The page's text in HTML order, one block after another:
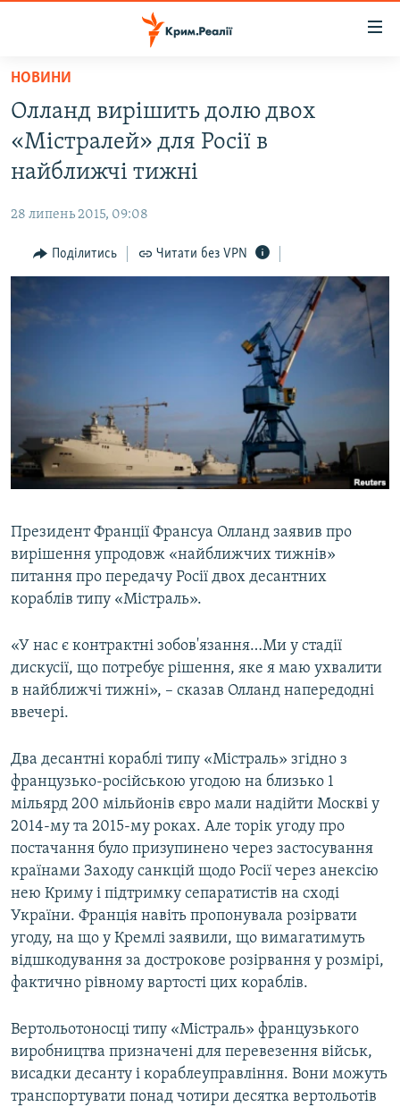
Перейти
основного
матеріалу
Перейти
до
основної
Перейти
до
ВОДА.КРИМ
ВІДЕО ТА ФОТО
БЛОГИ
ПОГЛЯД
ВСЕ ЗА ДЕНЬ
ВІДЕОУРОКИ «ELIFBE»
СВІДЧЕННЯ ОКУПАЦІЇ
УКРАЇНСЬКА ПРОБЛЕМА КРИМУ
Русский
Qırımtatar
Усі сайти RFE/RL
НОВИНИ
Олланд вирішить долю двох
«Містралей» для Росії в
найближчі тижні
28 липень 2015, 09:08
Поділитись Читати без VPN
Президент Франції Франсуа Олланд заявив про
вирішення упродовж «найближчих тижнів»
питання про передачу Росії двох десантних
кораблів типу «Містраль».
«У нас є контрактні зобов'язання…Ми у стадії
дискусії, що потребує рішення, яке я маю ухвалити
в найближчі тижні», – сказав Олланд напередодні
ввечері.
Два десантні кораблі типу «Містраль» згідно з
французько-російською угодою на близько 1
мільярд 200 мільйонів євро мали надійти Москві у
2014-му та 2015-му роках. Але торік угоду про
постачання було призупинено через застосування
країнами Заходу санкцій щодо Росії через анексію
нею Криму і підтримку сепаратистів на сході
України. Франція навіть пропонувала розірвати
угоду, на що у Кремлі заявили, що вимагатимуть
відшкодування за дострокове розірвання у розмірі,
фактично рівному вартості цих кораблів.
Вертольотоносці типу «Містраль» французького
виробництва призначені для перевезення військ,
висадки десанту і кораблеуправління. Вони можуть
транспортувати понад чотири десятка вертольотів